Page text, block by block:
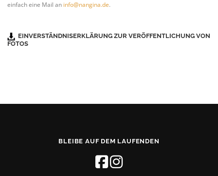
einfach eine Mail an info@nangina.de.
EINVERSTÄNDNISERKLÄRUNG ZUR VERÖFFENTLICHUNG VON
FOTOS
BLEIBE AUF DEM LAUFENDEN